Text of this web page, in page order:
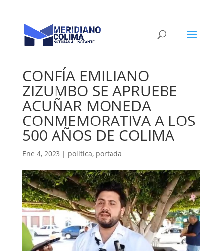
CONFÍA EMILIANO
ZIZUMBO SE APRUEBE
ACUÑAR MONEDA
CONMEMORATIVA A LOS
500 AÑOS DE COLIMA
Ene 4, 2023 | politica, portada